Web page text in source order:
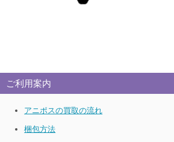
ご利用案内
アニポスの買取の流れ
梱包方法